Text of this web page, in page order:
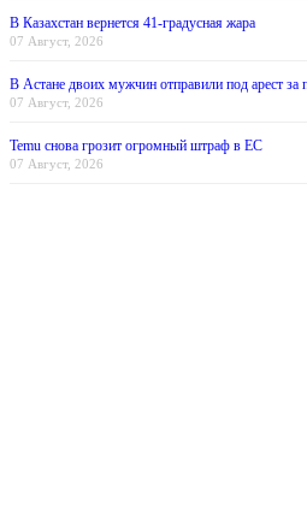
В Казахстан вернется 41-градусная жара
07 Август, 2026
В Астане двоих мужчин отправили под арест
07 Август, 2026
Temu снова грозит огромный штраф в ЕС
07 Август, 2026